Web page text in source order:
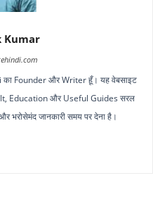
Kumar
Founder और Writer हूँ। यह वेबसाइट
Education और Useful Guides सरल
और भरोसेमंद जानकारी समय पर देना है।